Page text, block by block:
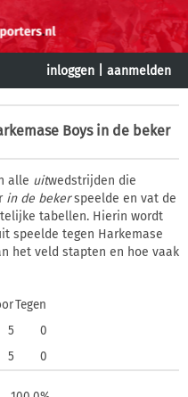
inloggen aanmelden
Boys in de beker
alle uitwedstrijden die
in de bekerspeelde en vat de
tabellen. Hierin wordt
speelde tegen Harkemase
het veld stapten en hoe vaak
Tegen
5
0
5 0